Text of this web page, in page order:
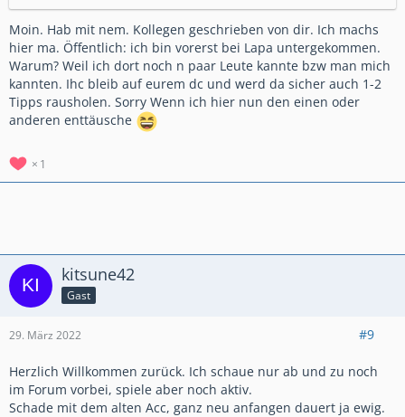
Moin. Hab mit nem. Kollegen geschrieben von dir. Ich machs
hier ma. Öffentlich: ich bin vorerst bei Lapa untergekommen.
Warum? Weil ich dort noch n paar Leute kannte bzw man mich
kannten. Ihc bleib auf eurem dc und werd da sicher auch 1-2
Tipps rausholen. Sorry Wenn ich hier nun den einen oder
anderen enttäusche
1
kitsune42
Gast
29. März 2022 #9
Herzlich Willkommen zurück. Ich schaue nur ab und zu noch
im Forum vorbei, spiele aber noch aktiv.
Schade mit dem alten Acc, ganz neu anfangen dauert ja ewig.